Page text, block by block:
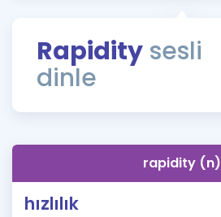
Rehberlik Aracı
ÖSYM Sınav Takvimi
İngilizce Gramer
Rapidity sesli
dinle
rapidity (n)
hızlılık